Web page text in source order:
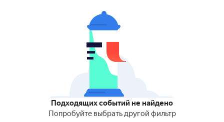
Подходящих событий не найдено
Попробуйте выбрать другой фильтр